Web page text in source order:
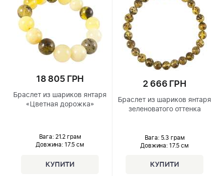
18 805 ГРН
Браслет из шариков янтаря
«Цветная дорожка»
Вага: 21.2 грам
Довжина: 17.5 см
2 666 ГРН
Браслет из шариков янтаря
зеленоватого оттенка
Вага: 5.3 грам
Довжина: 17.5 см